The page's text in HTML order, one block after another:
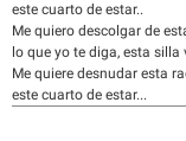
este cuarto de estar..
Me quiero descolgar de
lo que yo te diga, esta silla
Me quiere desnudar esta
este cuarto de estar...